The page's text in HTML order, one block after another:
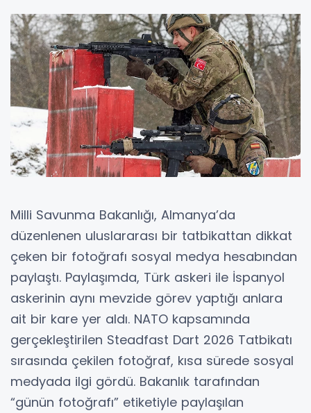
Milli Savunma Bakanlığı, Almanya’da
düzenlenen uluslararası bir tatbikattan dikkat
çeken bir fotoğrafı sosyal medya hesabından
paylaştı. Paylaşımda, Türk askeri ile İspanyol
askerinin aynı mevzide görev yaptığı anlara
ait bir kare yer aldı. NATO kapsamında
gerçekleştirilen Steadfast Dart 2026 Tatbikatı
sırasında çekilen fotoğraf, kısa sürede sosyal
medyada ilgi gördü. Bakanlık tarafından
“günün fotoğrafı” etiketiyle paylaşılan